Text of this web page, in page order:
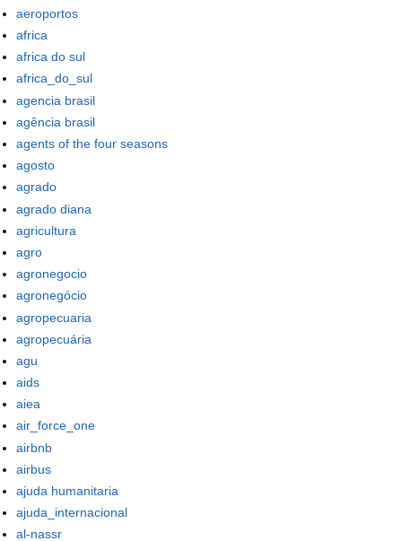
aeroportos
africa
africa do sul
africa_do_sul
agencia brasil
agência brasil
agents of the four seasons
agosto
agrado
agrado diana
agricultura
agro
agronegocio
agronegócio
agropecuaria
agropecuária
agu
aids
aiea
air_force_one
airbnb
airbus
ajuda humanitaria
ajuda_internacional
al-nassr